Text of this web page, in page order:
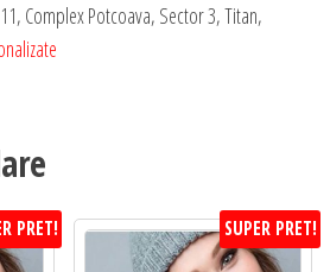
Complex Potcoava, Sector 3, Titan,
PRET! SUPER PRET!